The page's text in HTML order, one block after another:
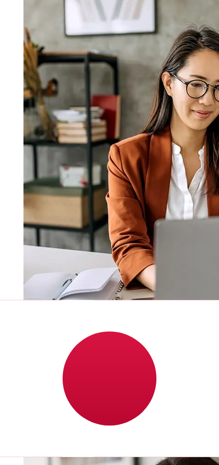
從National Bank of Denmark DKK到
JPY轉帳速度有多快？
從丹麥到National Bank of Denmark 日本國際轉帳的到帳時
間取決於付款方式和交易時間。國際銀行轉帳通常需要 1 至 5
個工作天。銀行假日和安檢等因素也可能影響送貨。查看
Danmarks Nationalbank的截止時間，以避免延誤。